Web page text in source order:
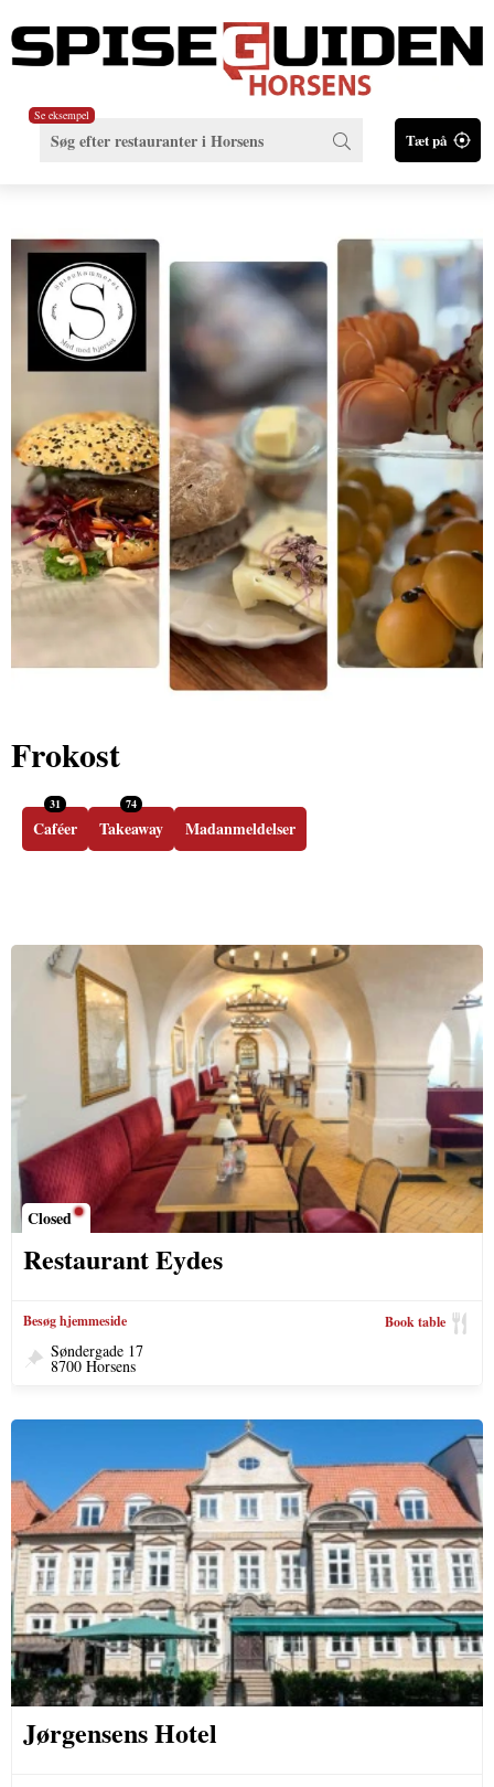
Se eksempel
Tæt på
Frokost
Caféer
31
Takeaway
74
Madanmeldelser
Closed
Restaurant Eydes
Besøg hjemmeside Book table
Søndergade 17
8700 Horsens
Jørgensens Hotel